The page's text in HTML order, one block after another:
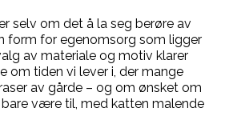
selv om det å la seg berøre av
form for egenomsorg som ligger
av materiale og motiv klarer
om tiden vi lever i, der mange
av gårde – og om ønsket om
være til, med katten malende